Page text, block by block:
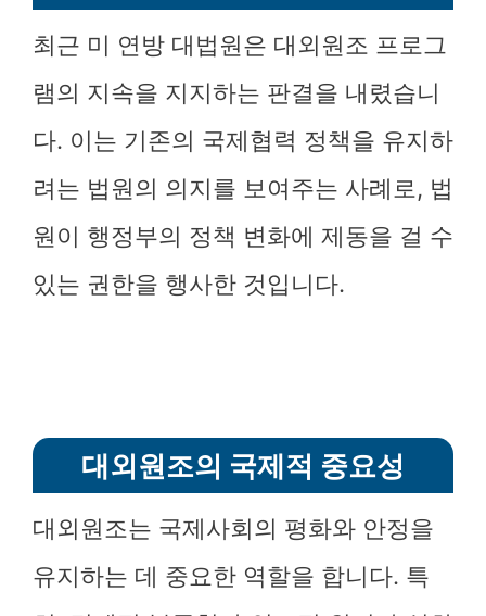
최근 미 연방 대법원은 대외원조 프로그
램의 지속을 지지하는 판결을 내렸습니
다. 이는 기존의 국제협력 정책을 유지하
려는 법원의 의지를 보여주는 사례로, 법
원이 행정부의 정책 변화에 제동을 걸 수
있는 권한을 행사한 것입니다.
대외원조의 국제적 중요성
대외원조는 국제사회의 평화와 안정을
유지하는 데 중요한 역할을 합니다. 특